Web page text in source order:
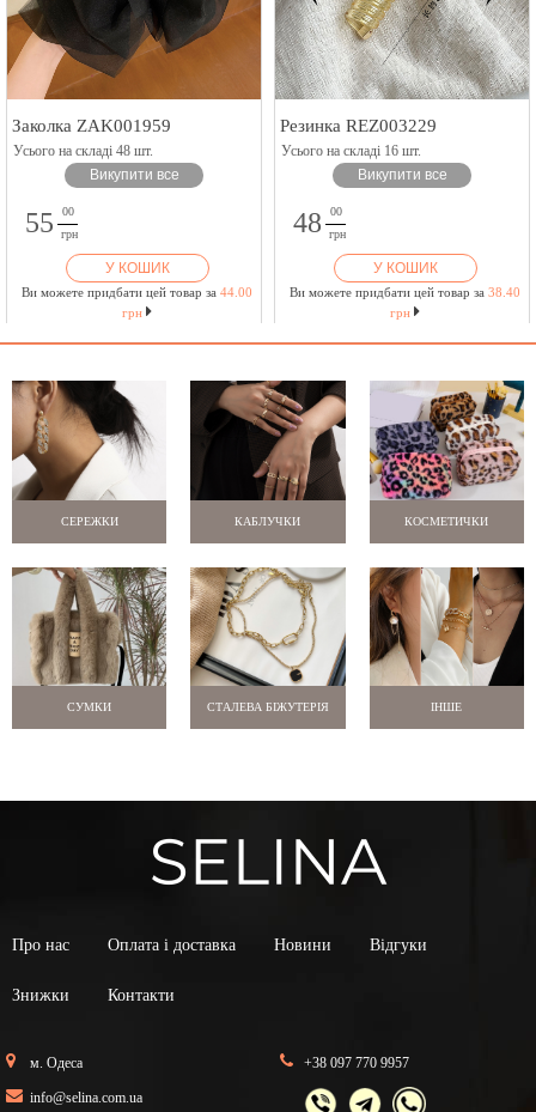
Заколка ZAK001959
Усього на складі 48 шт.
Викупити все
55
00
грн
У КОШИК
Ви можете придбати цей товар за 44.00
грн
Резинка REZ003229
Усього на складі 16 шт.
Викупити все
48
00
грн
У КОШИК
Ви можете придбати цей товар за 38.40
грн
СЕРЕЖКИ КАБЛУЧКИ КОСМЕТИЧКИ
СУМКИ СТАЛЕВА БІЖУТЕРІЯ ІНШЕ
Про нас Оплата і доставка Новини Відгуки
Знижки Контакти
м. Одеса
info@selina.com.ua
+38 097 770 9957